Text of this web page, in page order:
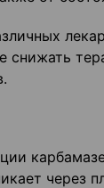
снижать
через